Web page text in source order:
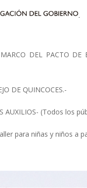
DEL PACTO DE
DE QUINCOCES.-
AUXILIOS- (Todos los
para niñas y niños a